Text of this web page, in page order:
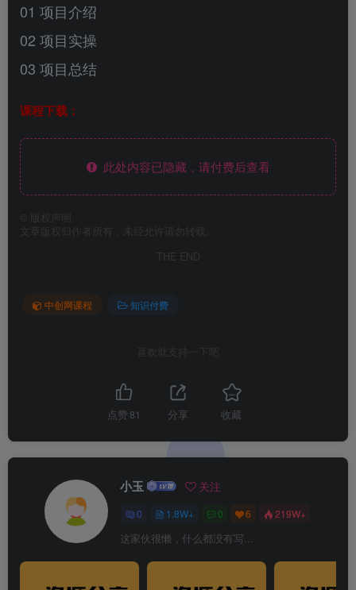
01 项目介绍
02 项目实操
03 项目总结
课程下载：
此处内容已隐藏，请付费后查看
版权声明
文章版权归作者所有，未经允许请勿转载。
THE END
中创网课程 知识付费
喜欢就支持一下吧
点赞 81 分享 收藏
小玉 关注
0 1.8W+ 0 6 219W+
这家伙很懒，什么都没有写...